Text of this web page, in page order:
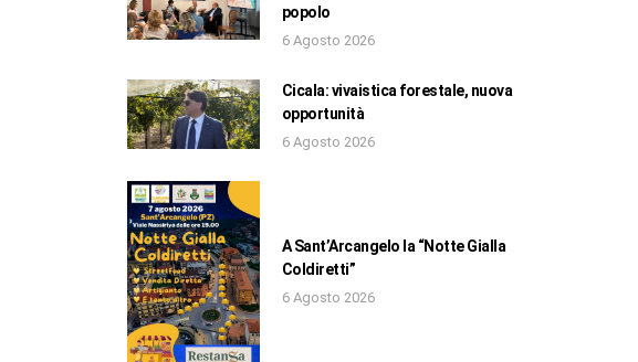
popolo
6 Agosto 2026
Cicala: vivaistica forestale, nuova
opportunità
6 Agosto 2026
A Sant’Arcangelo la “Notte Gialla
Coldiretti”
6 Agosto 2026